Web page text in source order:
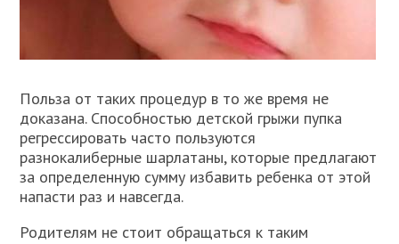
Польза от таких процедур в то же время не
доказана. Способностью детской грыжи пупка
регрессировать часто пользуются
разнокалиберные шарлатаны, которые предлагают
за определенную сумму избавить ребенка от этой
напасти раз и навсегда.
Родителям не стоит обращаться к таким